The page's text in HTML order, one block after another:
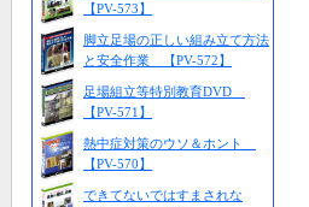
【PV-573】
脚立足場の正しい組み立て方法
と安全作業 【PV-572】
足場組立等特別教育DVD
【PV-571】
熱中症対策のウソ＆ホント
【PV-570】
できてないではすまされな